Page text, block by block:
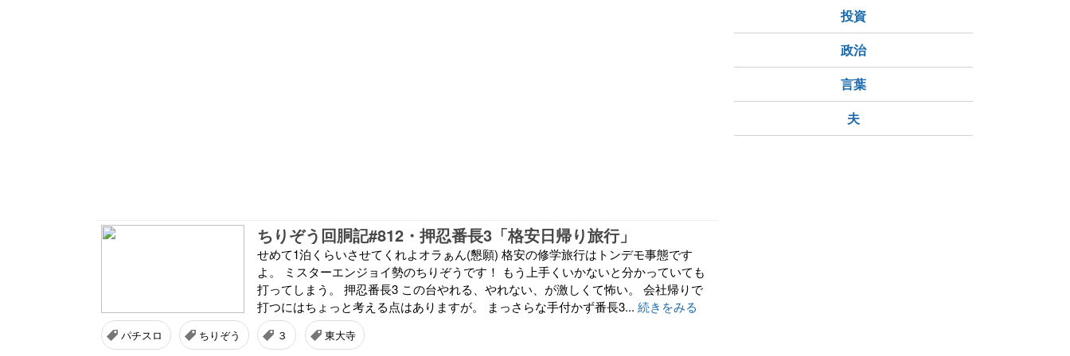
ちりぞう回胴記#812・押忍番長3「格安日帰り旅行」
せめて1泊くらいさせてくれよオラぁん(懇願) 格安の修学旅行はトンデモ事態です
よ。 ミスターエンジョイ勢のちりぞうです！ もう上手くいかないと分かっていても
打ってしまう。 押忍番長3 この台やれる、やれない、が激しくて怖い。 会社帰りで
打つにはちょっと考える点はありますが。 まっさらな手付かず番長3... 続きをみる
パチスロ ちりぞう ３ 東大寺
投資
政治
言葉
夫